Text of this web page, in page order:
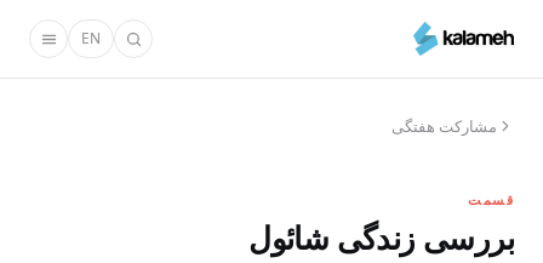
محتوای
EN
مشارکت هفتگی
قسمت
بررسی زندگی شائول